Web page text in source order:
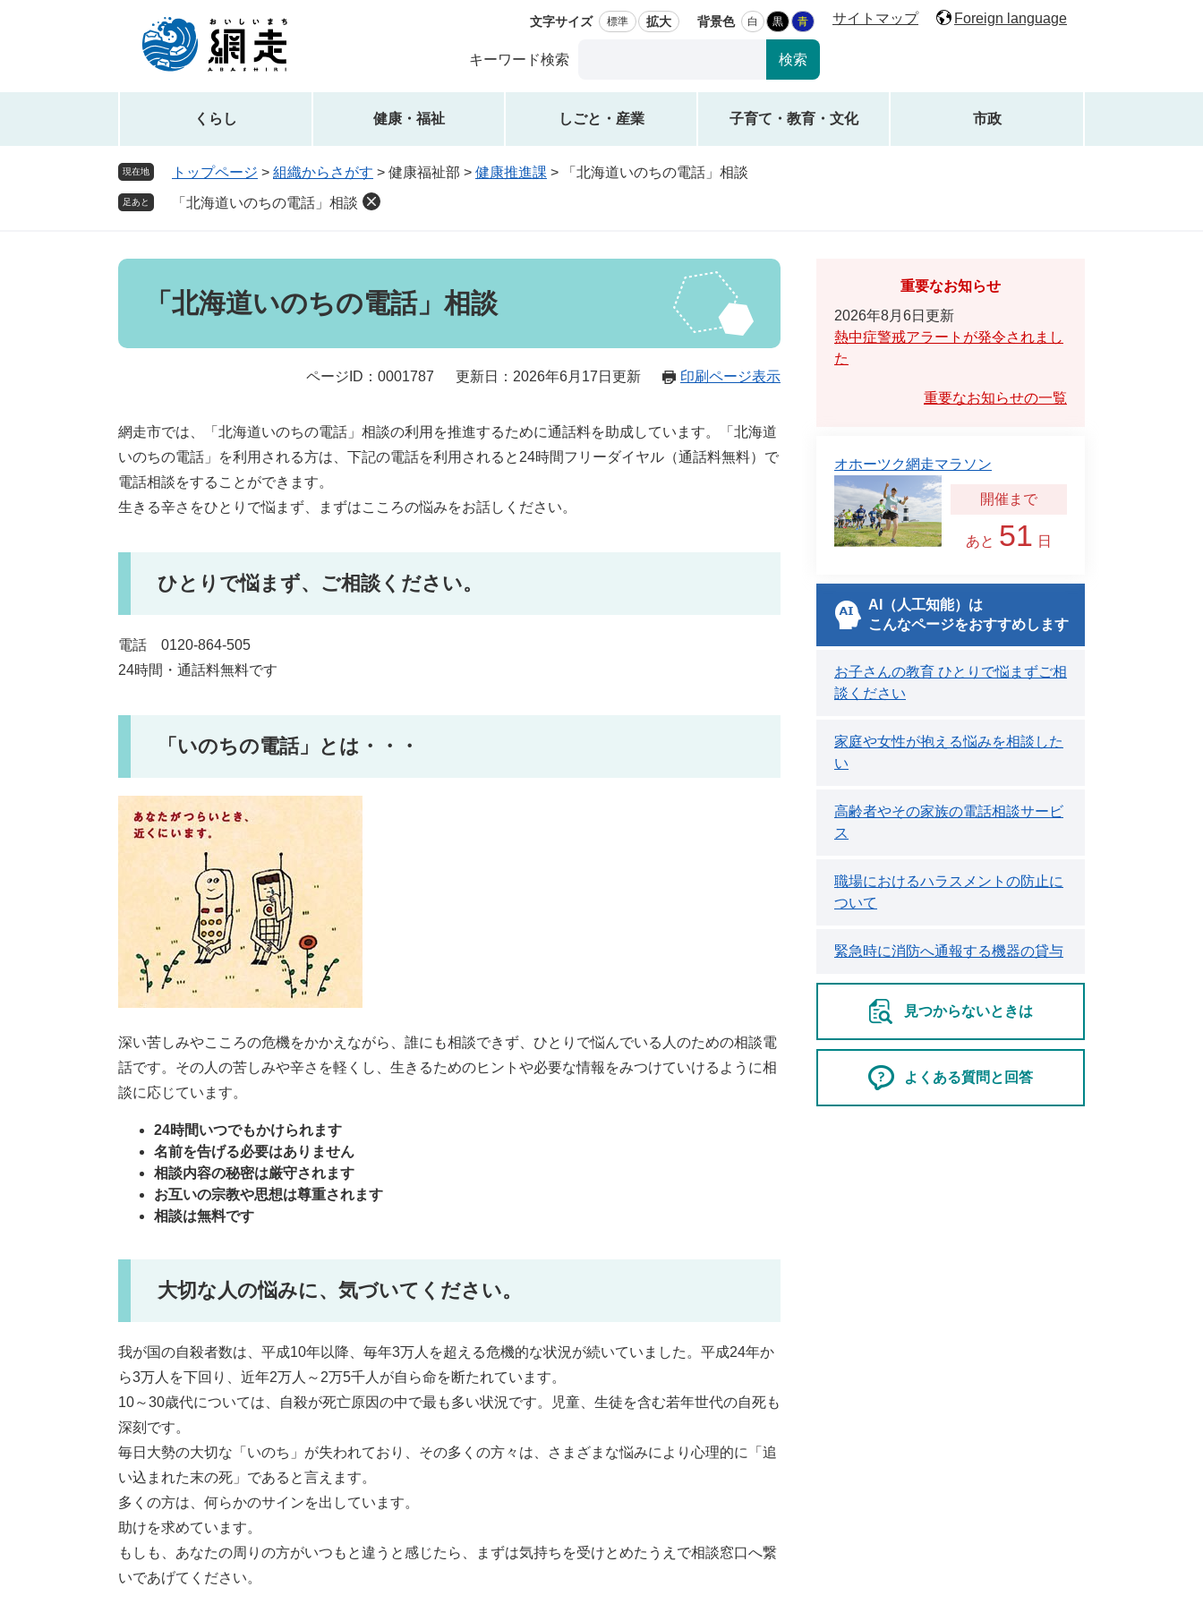
先
を
文字サイズ 標準 拡大 背景色 白 黒 青 サイトマップ Foreign language
キーワード検索
ス
タ
索
くらし 健康・福祉 しごと・産業 子育て・教育・文化 市政
現在地 トップページ > 組織からさがす > 健康福祉部 > 健康推進課 > 「北海道いのちの電話」相談
足あと 「北海道いのちの電話」相談
本
「北海道いのちの電話」相談
ページID：0001787 更新日：2026年6月17日更新 印刷ページ表示
網走市では、「北海道いのちの電話」相談の利用を推進するために通話料を助成しています。「北海道
いのちの電話」を利用される方は、下記の電話を利用されると24時間フリーダイヤル（通話料無料）で
電話相談をすることができます。
生きる辛さをひとりで悩まず、まずはこころの悩みをお話しください。
ひとりで悩まず、ご相談ください。
電話 0120-864-505
24時間・通話料無料です
「いのちの電話」とは・・・
深い苦しみやこころの危機をかかえながら、誰にも相談できず、ひとりで悩んでいる人のための相談電
話です。その人の苦しみや辛さを軽くし、生きるためのヒントや必要な情報をみつけていけるように相
談に応じています。
24時間いつでもかけられます
名前を告げる必要はありません
相談内容の秘密は厳守されます
お互いの宗教や思想は尊重されます
相談は無料です
大切な人の悩みに、気づいてください。
我が国の自殺者数は、平成10年以降、毎年3万人を超える危機的な状況が続いていました。平成24年か
ら3万人を下回り、近年2万人～2万5千人が自ら命を断たれています。
10～30歳代については、自殺が死亡原因の中で最も多い状況です。児童、生徒を含む若年世代の自死も
深刻です。
毎日大勢の大切な「いのち」が失われており、その多くの方々は、さまざまな悩みにより心理的に「追
い込まれた末の死」であると言えます。
多くの方は、何らかのサインを出しています。
助けを求めています。
もしも、あなたの周りの方がいつもと違うと感じたら、まずは気持ちを受けとめたうえで相談窓口へ繋
いであげてください。
重要なお知らせ
2026年8月6日更新
熱中症警戒アラートが発令されまし
た
重要なお知らせの一覧
オホーツク網走マラソン
あと 51 日
AI（人工知能）は
こんなページをおすすめします
お子さんの教育 ひとりで悩まずご相
談ください
家庭や女性が抱える悩みを相談した
い
高齢者やその家族の電話相談サービ
ス
職場におけるハラスメントの防止に
ついて
緊急時に消防へ通報する機器の貸与
見つからないときは
よくある質問と回答